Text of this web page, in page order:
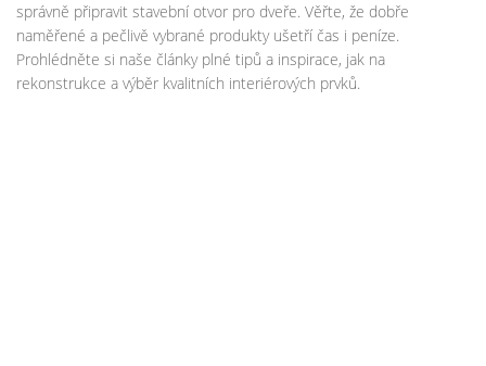
správně připravit stavební otvor pro dveře. Věřte, že dobře
naměřené a pečlivě vybrané produkty ušetří čas i peníze.
Prohlédněte si naše články plné tipů a inspirace, jak na
rekonstrukce a výběr kvalitních interiérových prvků.